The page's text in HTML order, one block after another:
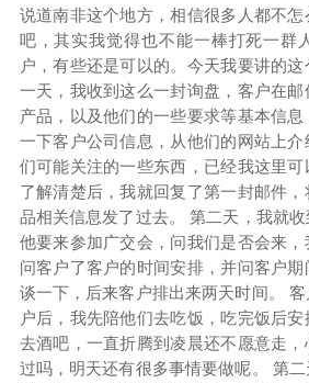
说道南非这个地方，相信很多人都不
吧，其实我觉得也不能一棒打死一群
户，有些还是可以的。今天我要讲的这
一天，我收到这么一封询盘，客户在
产品，以及他们的一些要求等基本信
一下客户公司信息，从他们的网站上
们可能关注的一些东西，已经我这里可
了解清楚后，我就回复了第一封邮件
品相关信息发了过去。 第二天，我就
他要来参加广交会，问我们是否会来
问客户了客户的时间安排，并问客户
谈一下，后来客户排出来两天时间。
户后，我先陪他们去吃饭，吃完饭后
去酒吧，一直折腾到凌晨还不愿意走
过吗，明天还有很多事情要做呢。 第